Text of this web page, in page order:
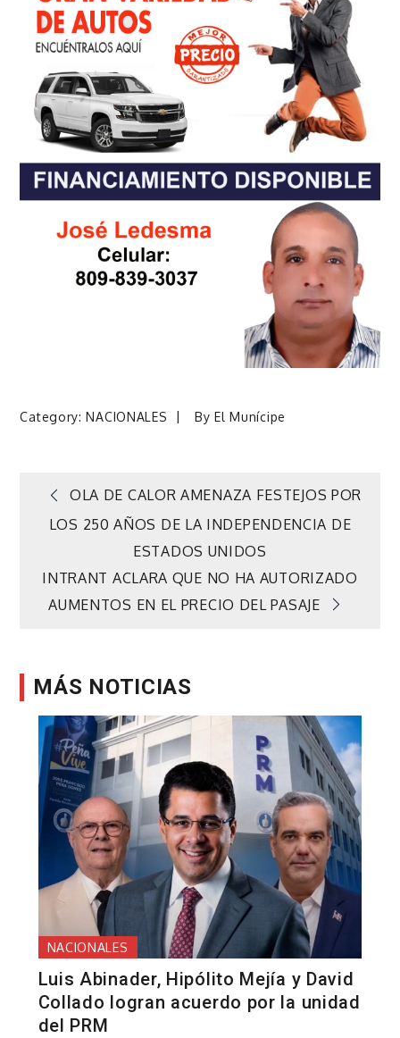
Category:NACIONALES ByEl Munícipe
Navegación
entradas
OLA DE CALOR AMENAZA FESTEJOS POR
LOS 250 AÑOS DE LA INDEPENDENCIA DE
ESTADOS UNIDOS
INTRANT ACLARA QUE NO HA AUTORIZADO
AUMENTOS EN EL PRECIO DEL PASAJE
MÁS NOTICIAS
NACIONALES
Luis Abinader, Hipólito Mejía y David
Collado logran acuerdo por la unidad
del PRM